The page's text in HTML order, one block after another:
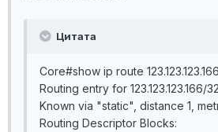
Цитата
Core#show ip route 123.123.123.166
Routing entry for 123.123.123.166/32
Known via "static", distance 1,
Routing Descriptor Blocks: